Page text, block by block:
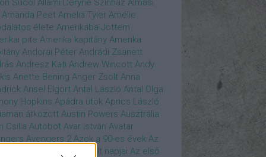
Sudol Állami Déryné Színház Almási
Amanda Peet Amelia Tyler Amélie
élete Amerikába Jöttem
pite Amerika kapitány Amerika
Andorai Péter Andrádi Zsanett
Andresz Kati Andrew Wincott Andy
Anette Bening Anger Zsolt Anna
Ansel Elgort Antal László Antal Olga
Hopkins Apádra ütök Aprics László
átkozott Austin Powers Ausztrália
Csilla Autobot Avar István Avatar
Avengers 2 Azok a 90-es évek Az
Az eljövendő múlt napjai Az első